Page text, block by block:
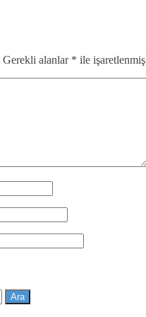
Gerekli alanlar * ile